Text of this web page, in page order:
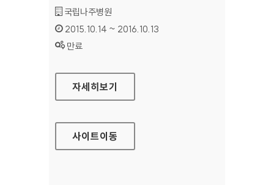
기관명 :
국립나주병원
인증기간 :
2015.10.14 ~ 2016.10.13
상태 :
만료
국립나주병원 홈페이지
자세히보기
사이트이동